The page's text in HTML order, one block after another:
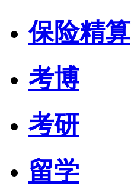
保险精算
考博
考研
留学